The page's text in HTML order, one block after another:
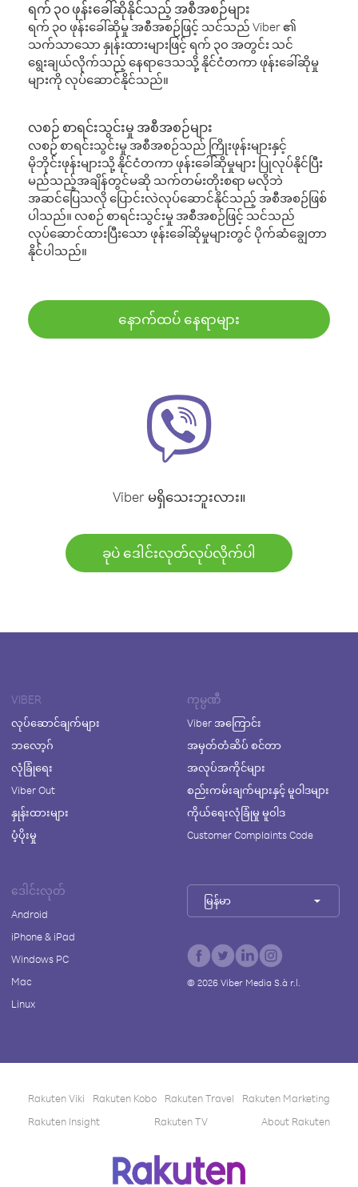
ရက် ၃၀ ဖုန်းခေါ်ဆိုနိုင်သည့် အစီအစဉ်များ
ရက် ၃၀ ဖုန်းခေါ်ဆိုမှု အစီအစဉ်ဖြင့် သင်သည် Viber ၏
သက်သာသော နှုန်းထားများဖြင့် ရက် ၃၀ အတွင်း သင်
ရွေးချယ်လိုက်သည့် နေရာဒေသသို့ နိုင်ငံတကာ ဖုန်းခေါ်ဆိုမှု
များကို လုပ်ဆောင်နိုင်သည်။
လစဉ် စာရင်းသွင်းမှု အစီအစဉ်များ
လစဉ် စာရင်းသွင်းမှု အစီအစဉ်သည် ကြိုးဖုန်းများနှင့်
မိုဘိုင်းဖုန်းများသို့ နိုင်ငံတကာ ဖုန်းခေါ်ဆိုမှုများ ပြုလုပ်နိုင်ပြီး
မည်သည့်အချိန်တွင်မဆို သက်တမ်းတိုးစရာ မလိုဘဲ
အဆင်ပြေသလို ပြောင်းလဲလုပ်ဆောင်နိုင်သည့် အစီအစဉ်ဖြစ်
ပါသည်။ လစဉ် စာရင်းသွင်းမှု အစီအစဉ်ဖြင့် သင်သည်
လုပ်ဆောင်ထားပြီးသော ဖုန်းခေါ်ဆိုမှုများတွင် ပိုက်ဆံချွေတာ
နိုင်ပါသည်။
နောက်ထပ် နေရာများ
Viber မရှိသေးဘူးလား။
ခုပဲ ဒေါင်းလုတ်လုပ်လိုက်ပါ
VIBER
လုပ်ဆောင်ချက်များ
ဘလော့ဂ်
လုံခြုံရေး
Viber Out
နှုန်းထားများ
ပံ့ပိုးမှု
ကုမ္ပဏီ
Viber အကြောင်း
အမှတ်တံဆိပ် စင်တာ
အလုပ်အကိုင်များ
စည်းကမ်းချက်များနှင့် မူဝါဒများ
ကိုယ်ရေးလုံခြုံမှု မူဝါဒ
Customer Complaints Code
ဒေါင်းလုတ်
Android
iPhone & iPad
Windows PC
Mac
Linux
မြန်မာ
© 2026Viber Media S.à r.l.
Rakuten Viki Rakuten Kobo Rakuten Travel
Rakuten Marketing
Rakuten Insight
Rakuten TV About Rakuten